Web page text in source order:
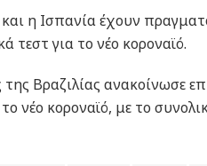
και η Ισπανία έχουν
τεστ για το νέο κοροναϊό.
της Βραζιλίας ανακοίνωσε
νέο κοροναϊό, με το